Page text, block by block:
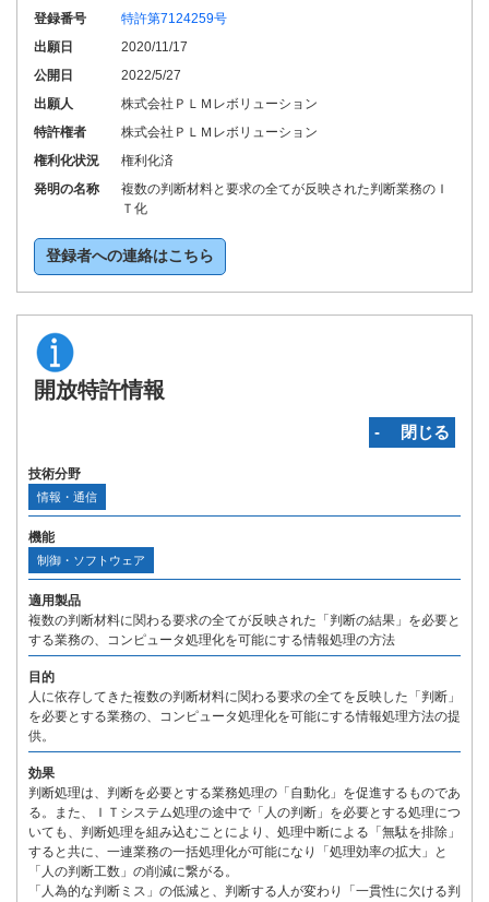
登録番号
特許第7124259号
出願日
2020/11/17
公開日
2022/5/27
出願人
株式会社ＰＬＭレボリューション
特許権者
株式会社ＰＬＭレボリューション
権利化状況
権利化済
発明の名称
複数の判断材料と要求の全てが反映された判断業務のＩ
Ｔ化
登録者への連絡はこちら
開放特許情報
‐ 閉じる
技術分野
情報・通信
機能
制御・ソフトウェア
適用製品
複数の判断材料に関わる要求の全てが反映された「判断の結果」を必要と
する業務の、コンピュータ処理化を可能にする情報処理の方法
目的
人に依存してきた複数の判断材料に関わる要求の全てを反映した「判断」
を必要とする業務の、コンピュータ処理化を可能にする情報処理方法の提
供。
効果
判断処理は、判断を必要とする業務処理の「自動化」を促進するものであ
る。また、ＩＴシステム処理の途中で「人の判断」を必要とする処理につ
いても、判断処理を組み込むことにより、処理中断による「無駄を排除」
すると共に、一連業務の一括処理化が可能になり「処理効率の拡大」と
「人の判断工数」の削減に繋がる。
「人為的な判断ミス」の低減と、判断する人が変わり「一貫性に欠ける判